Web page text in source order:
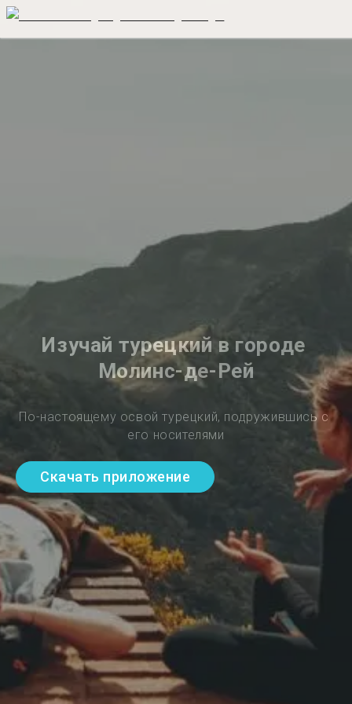
Изучай турецкий в городе
Молинс-де-Рей
По-настоящему освой турецкий, подружившись с
его носителями
Скачать приложение